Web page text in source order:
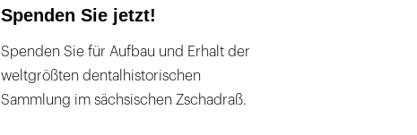
Spenden Sie jetzt!
Spenden Sie für Aufbau und Erhalt der
weltgrößten dentalhistorischen
Sammlung im sächsischen Zschadraß.